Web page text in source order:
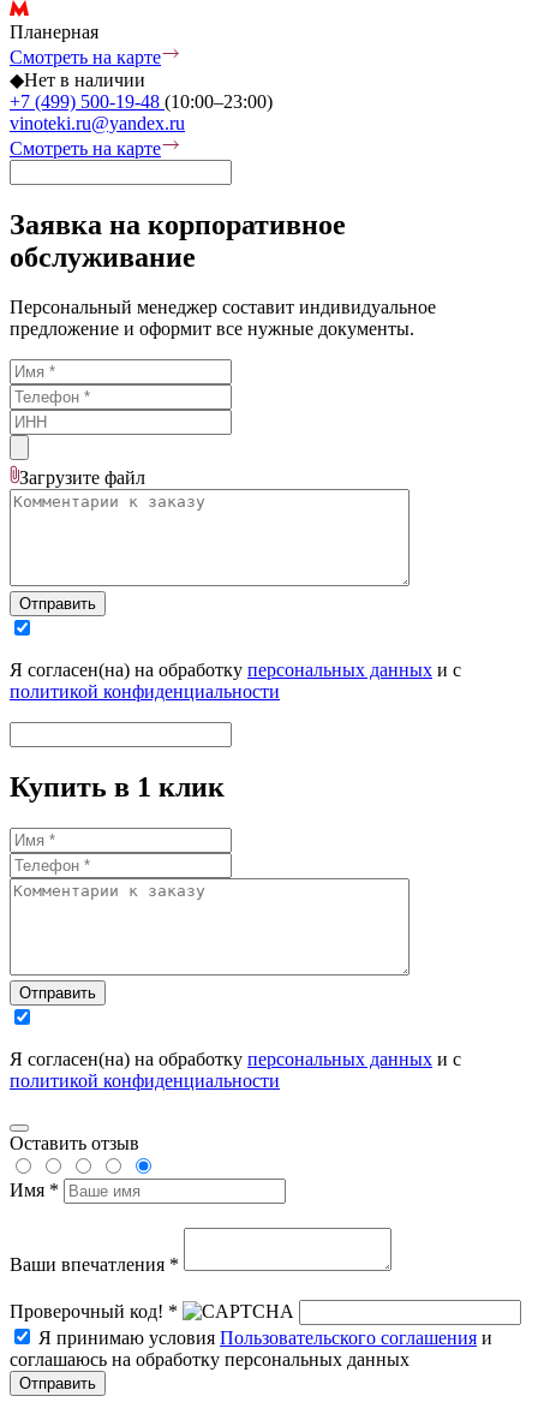
Планерная
Смотреть на карте
◆Нет в наличии
+7 (499) 500-19-48 (10:00–23:00)
vinoteki.ru@yandex.ru
Смотреть на карте
Заявка на корпоративное
обслуживание
Персональный менеджер составит индивидуальное
предложение и оформит все нужные документы.
Загрузите файл
Отправить
Я согласен(на) на обработку персональных данных и с
политикой конфиденциальности
Купить в 1 клик
Отправить
Я согласен(на) на обработку персональных данных и с
политикой конфиденциальности
Оставить отзыв
Имя *
Ваши впечатления *
Проверочный код! *
Я принимаю условия Пользовательского соглашения и
соглашаюсь на обработку персональных данных
Отправить